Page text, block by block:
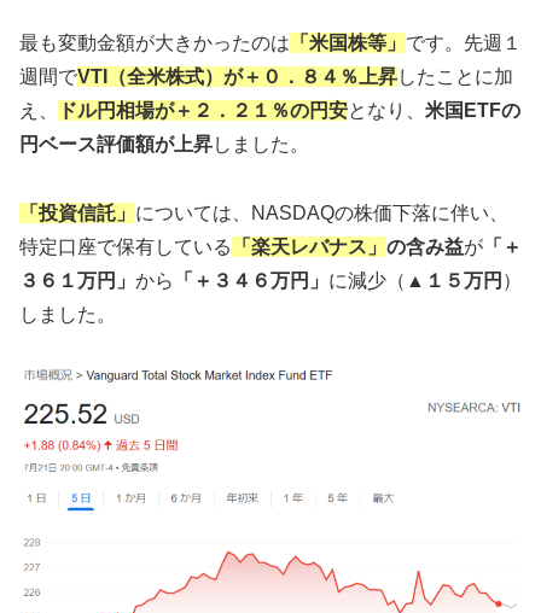
最も変動金額が大きかったのは 「米国株等」 です。先週１
週間でVTI（全米株式）が＋０．８４％上昇したことに加
え、
ドル円相場が＋２．２１％の円安となり、 米国ETFの
円ベース評価額が上昇しました。
「投資信託」 については、NASDAQの株価下落に伴い、
特定口座で保有している
「楽天レバナス」 の含み益が 「＋
３６１万円」 から 「＋３４６万円」 に減少（ ▲１５万円 ）
しました。